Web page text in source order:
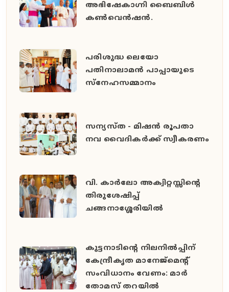
അഭിഷേകാഗ്നി ബൈബിൾ
കൺവെൻഷൻ.
പരിശുദ്ധ ലെയോ
പതിനാലാമൻ പാപ്പായുടെ
സ്നേഹസമ്മാനം
സന്യസ്ത - മിഷൻ രൂപതാ
നവ വൈദികർക്ക് സ്വീകരണം
വി. കാർലോ അക്വിറ്റസ്സിന്റെ
തിരുശേഷിപ്പ്
ചങ്ങനാശ്ശേരിയിൽ
കുട്ടനാടിന്റെ നിലനിൽപ്പിന്
കേന്ദ്രീകൃത മാനേജ്മെന്റ്
സംവിധാനം വേണം: മാർ
തോമസ് തറയിൽ